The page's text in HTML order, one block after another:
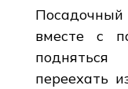
вместе с
переехать